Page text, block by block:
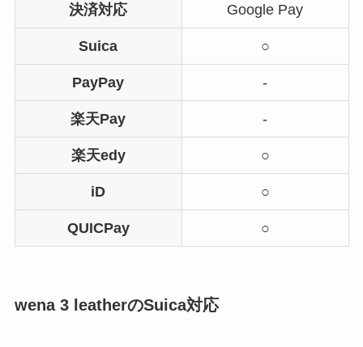
決済対応 Google Pay
Suica ○
PayPay -
楽天Pay -
楽天edy ○
iD ○
QUICPay ○
wena 3 leatherのSuica対応